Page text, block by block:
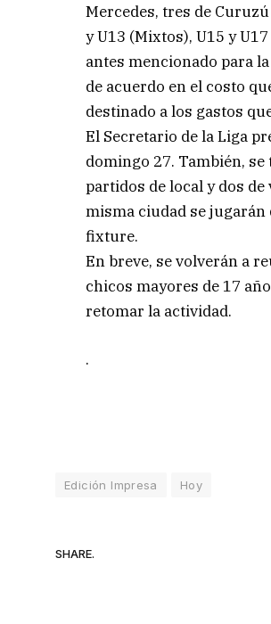
Mercedes, tres de
y U13 (Mixtos), U15 y
antes mencionado para
de acuerdo en el costo
destinado a los gastos
El Secretario de la Liga
domingo 27. También, se
partidos de local y dos
misma ciudad se
fixture.
En breve, se volverán a
chicos mayores de 17
retomar la actividad.
.
Edición Impresa Hoy
SHARE.